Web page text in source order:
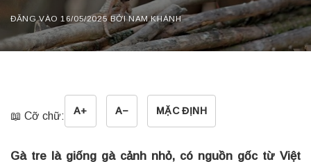
ĐĂNG VÀO 16/05/2025 BỞINAM KHÁNH
📖 Cỡ chữ: A+ A− MẶC ĐỊNH
Gà tre là giống gà cảnh nhỏ, có nguồn gốc từ Việt